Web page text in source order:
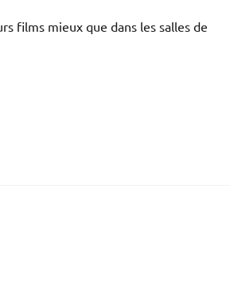
films mieux que dans les salles de